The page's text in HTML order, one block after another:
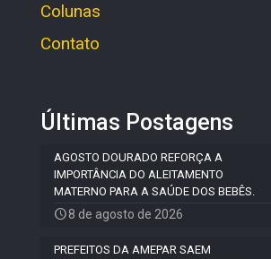
Colunas
Contato
Últimas Postagens
AGOSTO DOURADO REFORÇA A
IMPORTÂNCIA DO ALEITAMENTO
MATERNO PARA A SAÚDE DOS BEBÊS.
8 de agosto de 2026
PREFEITOS DA AMEPAR SAEM